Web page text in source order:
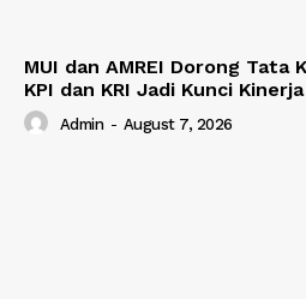
MUI dan AMREI Dorong Tata
KPI dan KRI Jadi Kunci Kinerja
Admin - August 7, 2026